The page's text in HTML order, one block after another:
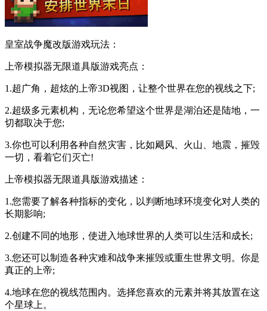
皇室战争魔改版游戏玩法：
上帝模拟器无限道具版游戏亮点：
1.超广角，超炫的上帝3D视图，让整个世界在您的视线之下;
2.超级多元素机构，无论您希望这个世界是湖泊还是陆地，一
切都取决于您;
3.你也可以利用各种自然灾害，比如飓风、火山、地震，摧毁
一切，看着它们灭亡!
上帝模拟器无限道具版游戏描述：
1.您需要了解各种指标的变化，以判断地球环境变化对人类的
长期影响;
2.创建不同的地形，使进入地球世界的人类可以生活和成长;
3.您还可以制造各种灾难和战争来摧毁或重生世界文明。你是
真正的上帝;
4.地球在您的视线范围内。选择您喜欢的元素并将其放置在这
个星球上。